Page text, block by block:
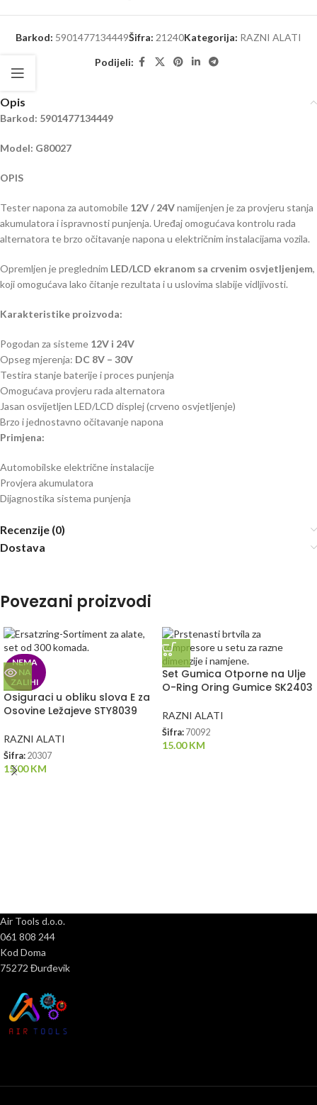
Barkod: 5901477134449Šifra: 21240Kategorija: RAZNI ALATI
Podijeli:
Opis
Barkod: 5901477134449
Model: G80027
OPIS
Tester napona za automobile 12V / 24Vnamijenjen je za provjeru stanja
akumulatora i ispravnosti punjenja. Uređaj omogućava kontrolu rada
alternatora te brzo očitavanje napona u električnim instalacijama vozila.
Opremljen je preglednim LED/LCD ekranom sa crvenim osvjetljenjem,
koji omogućava lako čitanje rezultata i u uslovima slabije vidljivosti.
Karakteristike proizvoda:
Pogodan za sisteme 12V i 24V
Opseg mjerenja: DC 8V – 30V
Testira stanje baterije i proces punjenja
Omogućava provjeru rada alternatora
Jasan osvijetljen LED/LCD displej (crveno osvjetljenje)
Brzo i jednostavno očitavanje napona
Primjena:
Automobilske električne instalacije
Provjera akumulatora
Dijagnostika sistema punjenja
Recenzije (0)
Dostava
Povezani proizvodi
NEMA
NA
ZALIHI
Osiguraci u obliku slova E za
Osovine Ležajeve STY8039
RAZNI ALATI
Šifra: 20307
15.00KM
Set Gumica Otporne na Ulje
O-Ring Oring Gumice SK2403
RAZNI ALATI
Šifra: 70092
15.00KM
Air Tools d.o.o.
061 808 244
Kod Doma
75272 Đurđevik